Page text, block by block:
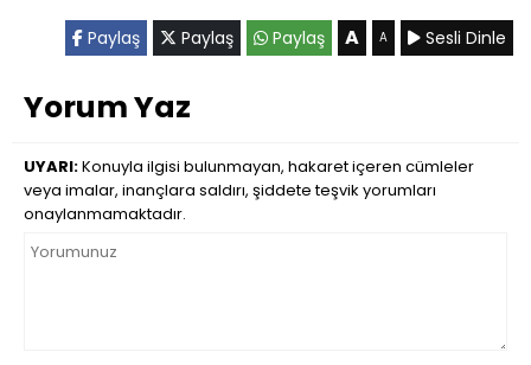
Paylaş Paylaş Paylaş A A Sesli Dinle
Yorum Yaz
UYARI:Konuyla ilgisi bulunmayan, hakaret içeren cümleler
veya imalar, inançlara saldırı, şiddete teşvik yorumları
onaylanmamaktadır.